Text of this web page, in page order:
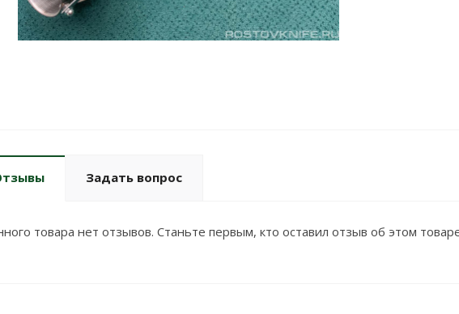
Задать вопрос
товара нет отзывов. Станьте первым, кто оставил отзыв об этом